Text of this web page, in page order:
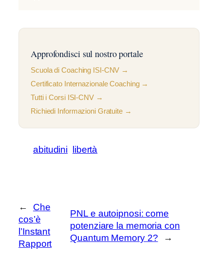
Approfondisci sul nostro portale
Scuola di Coaching ISI-CNV →
Certificato Internazionale Coaching →
Tutti i Corsi ISI-CNV →
Richiedi Informazioni Gratuite →
abitudini libertà
←
Che
cos’è
l’Instant
Rapport
PNL e autoipnosi: come
potenziare la memoria con
Quantum Memory 2?
→